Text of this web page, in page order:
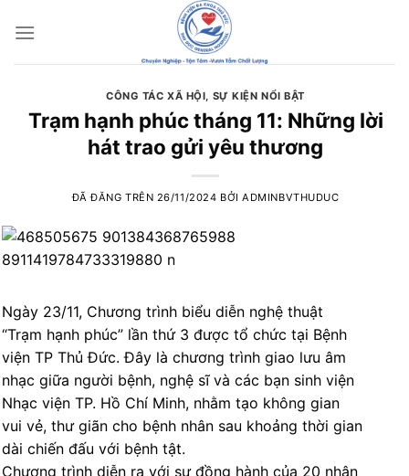
đến
CÔNG TÁC XÃ HỘI, SỰ KIỆN NỔI BẬT
Trạm hạnh phúc tháng 11: Những lời
hát trao gửi yêu thương
ĐÃ ĐĂNG TRÊN 26/11/2024 BỞIADMINBVTHUDUC
Ngày 23/11, Chương trình biểu diễn nghệ thuật
“Trạm hạnh phúc” lần thứ 3 được tổ chức tại Bệnh
viện TP Thủ Đức. Đây là chương trình giao lưu âm
nhạc giữa người bệnh, nghệ sĩ và các bạn sinh viện
Nhạc viện TP. Hồ Chí Minh, nhằm tạo không gian
vui vẻ, thư giãn cho bệnh nhân sau khoảng thời gian
dài chiến đấu với bệnh tật.
Chương trình diễn ra với sự đồng hành của 20 nhân